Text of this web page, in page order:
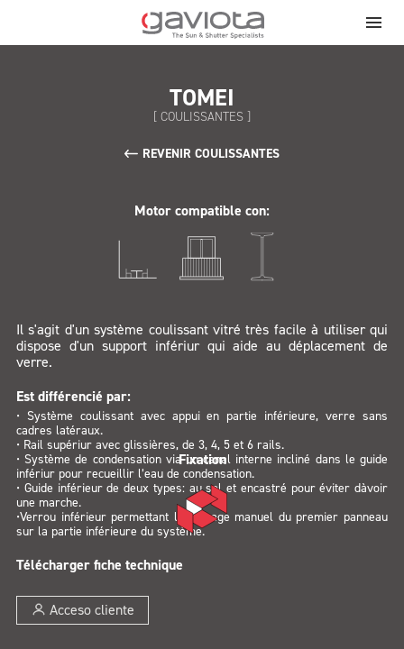
TOMEI
[ COULISSANTES ]
REVENIR COULISSANTES
Motor compatible con:
Il s'agit d'un système coulissant vitré très facile à utiliser qui
dispose d'un support infériur qui aide au déplacement de
verre.
Est différencié par:
• Système coulissant avec appui en partie inférieure, verre sans
cadres latéraux.
• Rail supériur avec glissières, de 3, 4, 5 et 6 rails.
• Système de condensation via un canal interne incliné dans le guide
infériur pour recueillir l’eau de condensation.
• Guide inférieur de deux types: au sol et encastré pour éviter dàvoir
une marche.
•Verrou inférieur permettant le blocage manuel du premier panneau
sur la partie inférieure du système.
Télécharger fiche technique
Acceso cliente
Fixation